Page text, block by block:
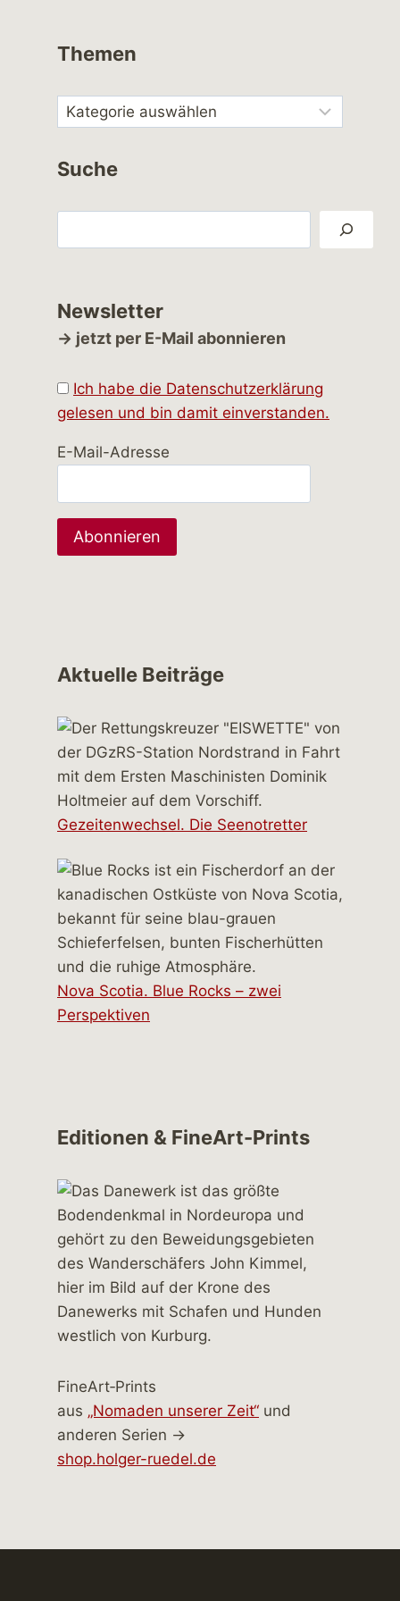
Themen
Suche
Newsletter
→ jetzt per E-Mail abonnieren
Ich habe die Datenschutzerklärung
gelesen und bin damit einverstanden.
E-Mail-Adresse
Aktuelle Beiträge
Gezeitenwechsel. Die Seenotretter
Nova Scotia. Blue Rocks – zwei
Perspektiven
Editionen & FineArt-Prints
FineArt‑Prints
aus „Nomaden unserer Zeit“ und
anderen Serien →
shop.holger-ruedel.de